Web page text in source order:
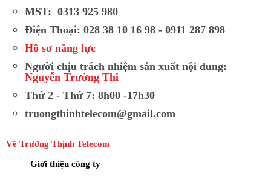
MST: 0313 925 980
Điện Thoại: 028 38 10 16 98 - 0911 287 898
Hồ sơ năng lực
Người chịu trách nhiệm sản xuất nội dung:
Nguyễn Trường Thi
Thứ 2 - Thứ 7: 8h00 -17h30
truongthinhtelecom@gmail.com
Về Trường Thịnh Telecom
Giới thiệu công ty